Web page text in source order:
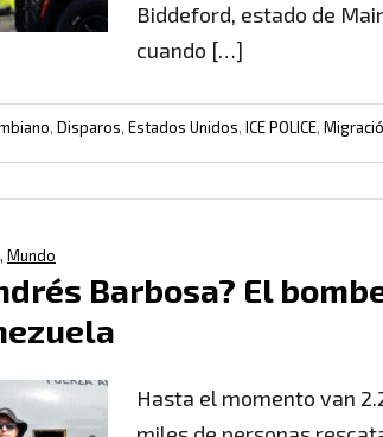
Biddeford, estado de
cuando […]
, Disparos, Estados Unidos, ICE POLICE,
, Mundo
Barbosa? El
Hasta el momento van